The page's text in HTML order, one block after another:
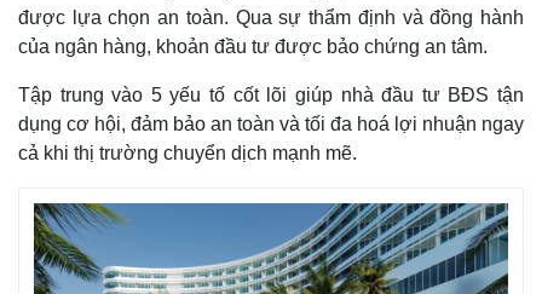
được lựa chọn an toàn. Qua sự thẩm định và đồng hành
của ngân hàng, khoản đầu tư được bảo chứng an tâm.
Tập trung vào 5 yếu tố cốt lõi giúp nhà đầu tư BĐS tận
dụng cơ hội, đảm bảo an toàn và tối đa hoá lợi nhuận ngay
cả khi thị trường chuyển dịch mạnh mẽ.